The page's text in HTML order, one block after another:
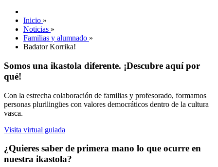
Inicio »
Noticias »
Familias y alumnado »
Badator Korrika!
Somos una ikastola diferente. ¡Descubre aquí por
qué!
Con la estrecha colaboración de familias y profesorado, formamos
personas plurilingües con valores democráticos dentro de la cultura
vasca.
Visita virtual guiada
¿Quieres saber de primera mano lo que ocurre en
nuestra ikastola?